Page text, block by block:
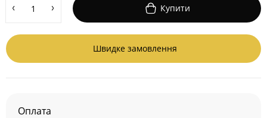
Купити
Швидке замовлення
Оплата